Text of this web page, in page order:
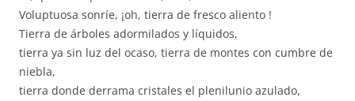
Voluptuosa sonríe, ¡oh, tierra de fresco aliento !
Tierra de árboles adormilados y líquidos,
tierra ya sin luz del ocaso, tierra de montes con cumbre de
niebla,
tierra donde derrama cristales el plenilunio azulado,